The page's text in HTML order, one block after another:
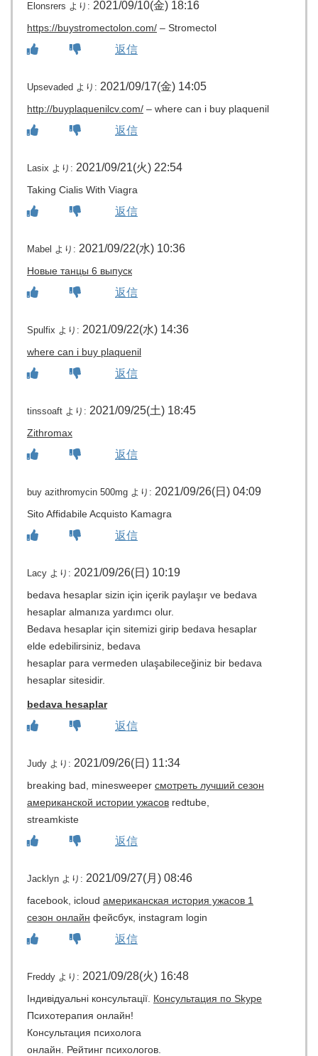
Elonsrers より: 2021/09/10(金) 18:16
https://buystromectolon.com/ – Stromectol
返信
Upsevaded より: 2021/09/17(金) 14:05
http://buyplaquenilcv.com/ – where can i buy plaquenil
返信
Lasix より: 2021/09/21(火) 22:54
Taking Cialis With Viagra
返信
Mabel より: 2021/09/22(水) 10:36
Новые танцы 6 выпуск
返信
Spulfix より: 2021/09/22(水) 14:36
where can i buy plaquenil
返信
tinssoaft より: 2021/09/25(土) 18:45
Zithromax
返信
buy azithromycin 500mg より: 2021/09/26(日) 04:09
Sito Affidabile Acquisto Kamagra
返信
Lacy より: 2021/09/26(日) 10:19
bedava hesaplar sizin için içerik paylaşır ve bedava
hesaplar almanıza yardımcı olur.
Bedava hesaplar için sitemizi girip bedava hesaplar
elde edebilirsiniz, bedava
hesaplar para vermeden ulaşabileceğiniz bir bedava
hesaplar sitesidir.
bedava hesaplar
返信
Judy より: 2021/09/26(日) 11:34
breaking bad, minesweeper смотреть лучший сезон
американской истории ужасов redtube,
streamkiste
返信
Jacklyn より: 2021/09/27(月) 08:46
facebook, icloud американская история ужасов 1
сезон онлайн фейсбук, instagram login
返信
Freddy より: 2021/09/28(火) 16:48
Індивідуальні консультації. Консультация по Skype
Психотерапия онлайн!
Консультация психолога
онлайн. Рейтинг психологов.